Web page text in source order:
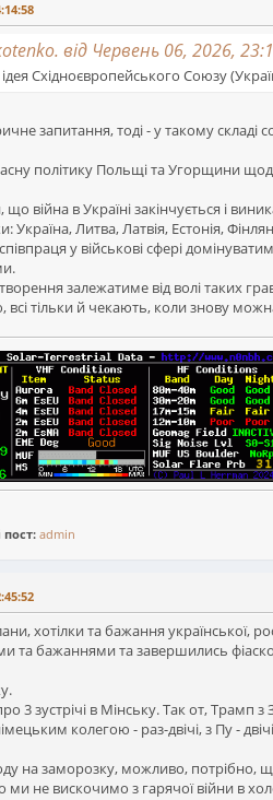
від Червень 06, 2026,
Східноєвропейського Союзу
запитання, тоді - у такому складі
політику Польщі та Угорщини
війна в Україні закінчується і
Україна, Литва, Латвія, Естонія,
у військові сфері
залежатиме від волі таких
всі тільки й чекають, коли знову
admin
хотілки та бажання української,
та бажаннями та завершились
3 зустрічі в Мінську. Так от, Трамп з
колегою - раз-двічі, з Пу -
на заморозку, можливо, потрібно,
ми не вискочимо з гарячої війни в